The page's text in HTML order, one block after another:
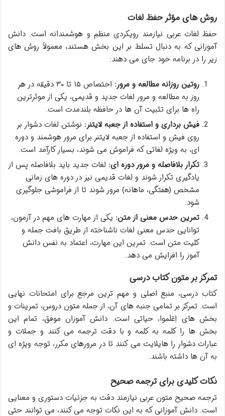
روش های مؤثر حفظ لغات
حفظ لغات عربی نیازمند رویکردی منظم و هوشمندانه است. دانش
آموزانی که به دنبال تسلط بر این بخش هستند، معمولاً روش های
زیر را در برنامه خود جای می دهند:
روتین روزانه مطالعه و مرور:
اختصاص ۱۵ تا ۳۰ دقیقه در هر
روز به مطالعه و مرور لغات جدید و قدیمی، یکی از موثرترین
راه ها برای تثبیت آن ها در حافظه بلندمدت است.
فیش برداری و استفاده از جعبه لایتنر: نوشتن لغات دشوار بر
روی فیش و استفاده از جعبه لایتنر برای مرور هوشمند و دوره
ای، به ویژه لغاتی که فراموش می شوند، بسیار کارآمد است.
تکرار بلافاصله و مرور دوره ای: لغات جدید باید بلافاصله پس از
یادگیری تکرار شوند و لغات قدیمی نیز در دوره های زمانی
مشخص (هفتگی، ماهانه) مرور شوند تا از فراموشی جلوگیری
شود.
تمرین حدس معنی از متن: یکی از مهارت های مهم در آزمون،
توانایی حدس معنی لغات ناشناخته از طریق بافت جمله و
کلیت متن است. تمرین این مهارت، اعتماد به نفس دانش
آموز را افزایش می دهد.
تمرکز بر متون کتاب درسی
کتاب درسی، منبع اصلی و مهم ترین مرجع برای امتحانات نهایی
است. تمرکز بر تمامی جنبه های آن، از جمله متون دروس، تمرینات و
بخش های اِعْلَموا، حیاتی است. دانش آموزان موفق، تمام این
بخش ها را کلمه به کلمه و با دقت ترجمه می کنند و جملات و
عبارات دشوار را هایلایت می کنند تا در مرورهای مکرر، توجه ویژه ای
به آن ها داشته باشند.
نکات کلیدی برای ترجمه صحیح
ترجمه صحیح متون عربی نیازمند دقت به جزئیات دستوری و معنایی
است. دانش آموزانی که به این نکات توجه می کنند، می توانند حتی